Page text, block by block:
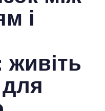
і
живіть